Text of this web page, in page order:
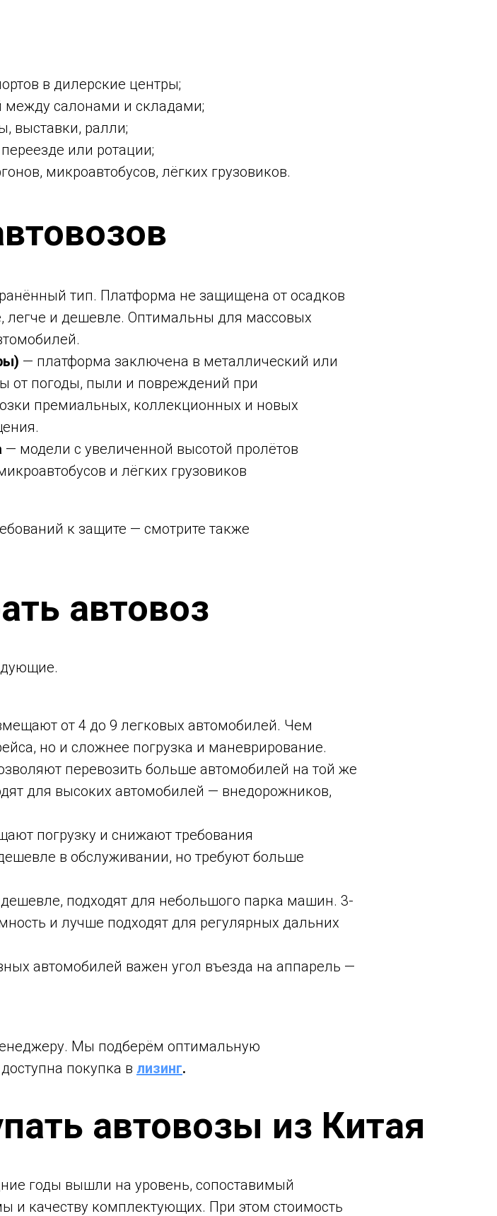
в дилерские центры;
между салонами и складами;
выставки, ралли;
или ротации;
микроавтобусов, лёгких грузовиков.
тип. Платформа не защищена от осадков
легче и дешевле. Оптимальны для массовых
— платформа заключена в металлический или
от погоды, пыли и повреждений при
премиальных, коллекционных и новых
— модели с увеличенной высотой пролётов
и лёгких грузовиков
к защите — смотрите также
автовоз
от 4 до 9 легковых автомобилей. Чем
но и сложнее погрузка и маневрирование.
перевозить больше автомобилей на той же
для высоких автомобилей — внедорожников,
погрузку и снижают требования
в обслуживании, но требуют больше
подходят для небольшого парка машин. 3-
и лучше подходят для регулярных дальних
автомобилей важен угол въезда на аппарель —
Мы подберём оптимальную
покупка в лизинг.
автовозы из Китая
годы вышли на уровень, сопоставимый
и качеству комплектующих. При этом стоимость